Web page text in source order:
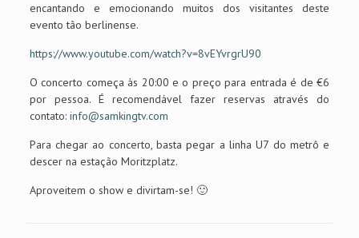
encantando e emocionando muitos dos visitantes deste
evento tão berlinense.
https://www.youtube.com/watch?v=8vEYvrgrU90
O concerto começa às 20:00 e o preço para entrada é de €6
por pessoa. É recomendável fazer reservas através do
contato: info@samkingtv.com
Para chegar ao concerto, basta pegar a linha U7 do metrô e
descer na estação Moritzplatz.
Aproveitem o show e divirtam-se! 🙂